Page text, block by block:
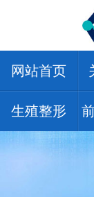
网站首页
生殖整形